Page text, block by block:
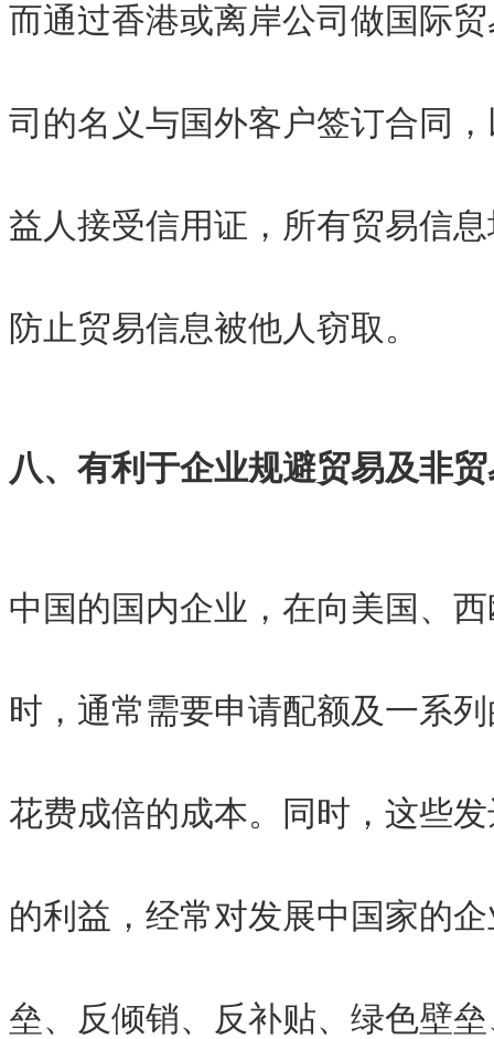
而通过香港或离岸公司做国际
司的名义与国外客户签订合同
益人接受信用证，所有贸易信
防止贸易信息被他人窃取。
八、有利于企业规避贸易及非
中国的国内企业，在向美国、
时，通常需要申请配额及一系
花费成倍的成本。同时，这些
的利益，经常对发展中国家的
垒、反倾销、反补贴、绿色壁